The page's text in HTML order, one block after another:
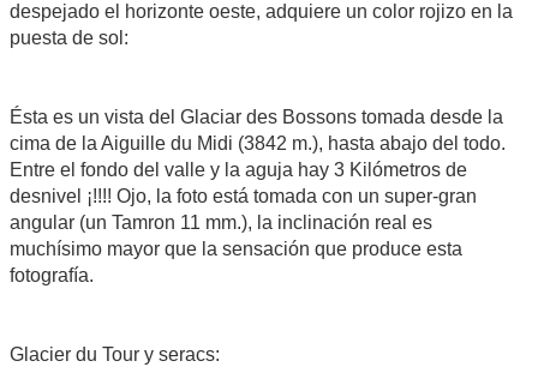
despejado el horizonte oeste, adquiere un color rojizo en la
puesta de sol:
Ésta es un vista del Glaciar des Bossons tomada desde la
cima de la Aiguille du Midi (3842 m.), hasta abajo del todo.
Entre el fondo del valle y la aguja hay 3 Kilómetros de
desnivel ¡!!!! Ojo, la foto está tomada con un super-gran
angular (un Tamron 11 mm.), la inclinación real es
muchísimo mayor que la sensación que produce esta
fotografía.
Glacier du Tour y seracs: